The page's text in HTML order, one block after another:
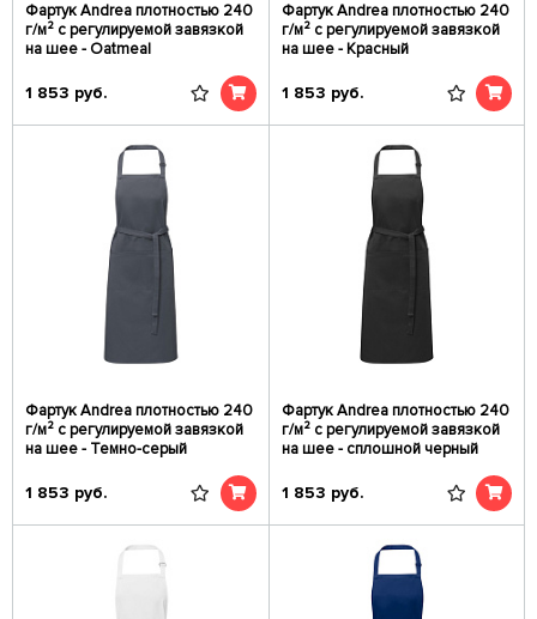
Фартук Andrea плотностью 240
г/м² с регулируемой завязкой
на шее - Oatmeal
1 853 руб.
Фартук Andrea плотностью 240
г/м² с регулируемой завязкой
на шее - Красный
1 853 руб.
Фартук Andrea плотностью 240
г/м² с регулируемой завязкой
на шее - Темно-серый
1 853 руб.
Фартук Andrea плотностью 240
г/м² с регулируемой завязкой
на шее - сплошной черный
1 853 руб.